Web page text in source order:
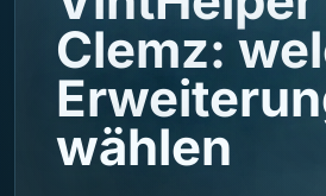
Clemz:
wählen